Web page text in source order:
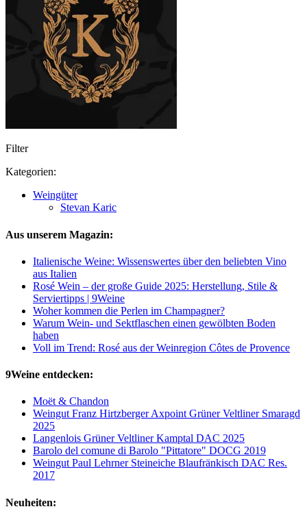
Filter
Kategorien:
Weingüter
Stevan Karic
Aus unserem Magazin:
Italienische Weine: Wissenswertes über den beliebten Vino
aus Italien
Rosé Wein – der große Guide 2025: Herstellung, Stile &
Serviertipps | 9Weine
Woher kommen die Perlen im Champagner?
Warum Wein- und Sektflaschen einen gewölbten Boden
haben
Voll im Trend: Rosé aus der Weinregion Côtes de Provence
9Weine entdecken:
Moët & Chandon
Weingut Franz Hirtzberger Axpoint Grüner Veltliner Smaragd
2025
Langenlois Grüner Veltliner Kamptal DAC 2025
Barolo del comune di Barolo "Pittatore" DOCG 2019
Weingut Paul Lehrner Steineiche Blaufränkisch DAC Res.
2017
Neuheiten: